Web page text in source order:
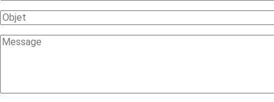
Email
Subject
Message